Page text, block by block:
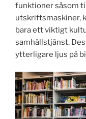
funktioner såsom
utskriftsmaskiner,
bara ett viktigt
samhällstjänst.
ytterligare ljus på